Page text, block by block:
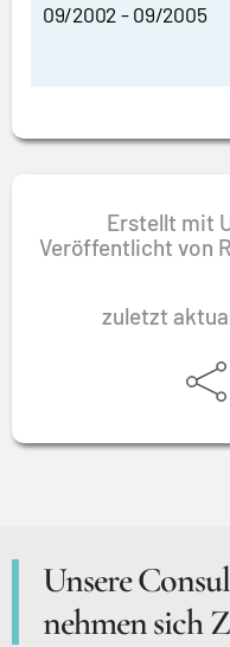
09/2002 - 09/2005
Erstellt mit
Veröffentlicht von
zuletzt
Unsere
nehmen sich